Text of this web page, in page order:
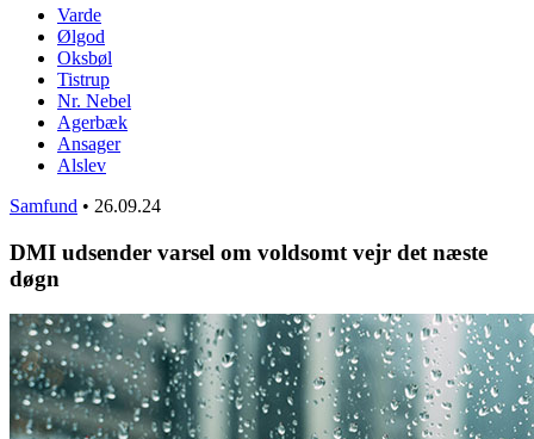
Varde
Ølgod
Oksbøl
Tistrup
Nr. Nebel
Agerbæk
Ansager
Alslev
Samfund • 26.09.24
DMI udsender varsel om voldsomt vejr det næste
døgn